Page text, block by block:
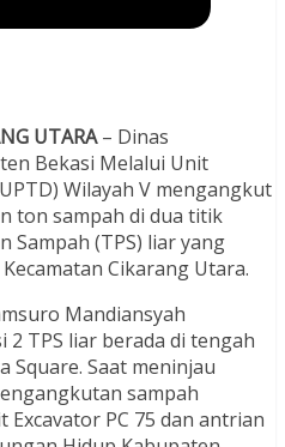
UTARA– Dinas
Bekasi Melalui Unit
Wilayah V mengangkut
ton sampah di dua titik
Sampah (TPS) liar yang
Cikarang Utara.
Mandiansyah
TPS liar berada di tengah
Square. Saat meninjau
sampah
PC 75 dan antrian